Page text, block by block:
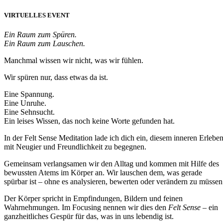
VIRTUELLES EVENT
Ein Raum zum Spüren.
Ein Raum zum Lauschen.
Manchmal wissen wir nicht, was wir fühlen.
Wir spüren nur, dass etwas da ist.
Eine Spannung.
Eine Unruhe.
Eine Sehnsucht.
Ein leises Wissen, das noch keine Worte gefunden hat.
In der Felt Sense Meditation lade ich dich ein, diesem inneren Erleben
mit Neugier und Freundlichkeit zu begegnen.
Gemeinsam verlangsamen wir den Alltag und kommen mit Hilfe des
bewussten Atems im Körper an. Wir lauschen dem, was gerade
spürbar ist – ohne es analysieren, bewerten oder verändern zu
Der Körper spricht in Empfindungen, Bildern und feinen
Wahrnehmungen. Im Focusing nennen wir dies den Felt Sense – ein
ganzheitliches Gespür für das, was in uns lebendig ist.